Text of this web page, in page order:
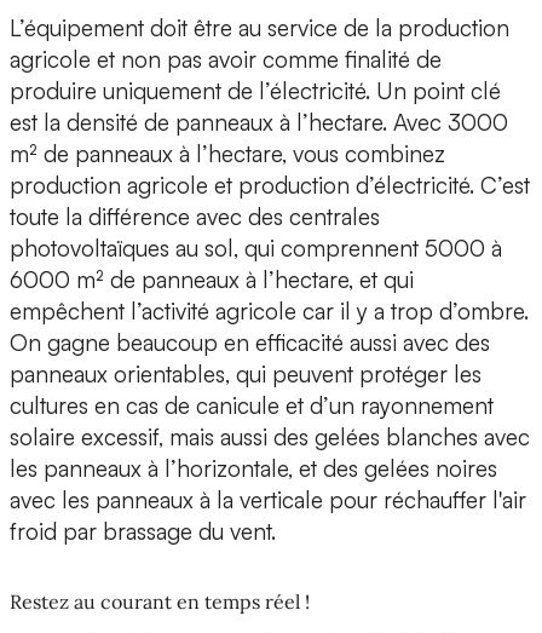
L’équipement doit être au service de la production
agricole et non pas avoir comme finalité de
produire uniquement de l’électricité. Un point clé
est la densité de panneaux à l’hectare. Avec 3000
m² de panneaux à l’hectare, vous combinez
production agricole et production d’électricité. C’est
toute la différence avec des centrales
photovoltaïques au sol, qui comprennent 5000 à
6000 m² de panneaux à l’hectare, et qui
empêchent l’activité agricole car il y a trop d’ombre.
On gagne beaucoup en efficacité aussi avec des
panneaux orientables, qui peuvent protéger les
cultures en cas de canicule et d’un rayonnement
solaire excessif, mais aussi des gelées blanches avec
les panneaux à l’horizontale, et des gelées noires
avec les panneaux à la verticale pour réchauffer l'air
froid par brassage du vent.
Restez au courant en temps réel !